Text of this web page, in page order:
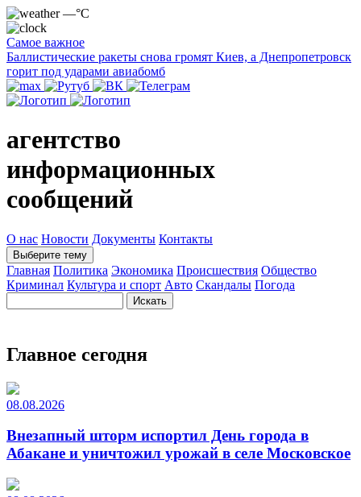
—°C
Самое важное
Баллистические ракеты снова громят Киев, а Днепропетровск
горит под ударами авиабомб
агентство
информационных
сообщений
О нас Новости Документы Контакты
Выберите тему
Главная Политика Экономика Происшествия Общество
Криминал Культура и спорт Авто Скандалы Погода
Главное сегодня
08.08.2026
Внезапный шторм испортил День города в
Абакане и уничтожил урожай в селе Московское